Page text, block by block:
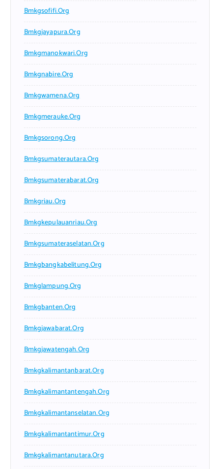
Bmkgsofifi.org
Bmkgjayapura.org
Bmkgmanokwari.org
Bmkgnabire.org
Bmkgwamena.org
Bmkgmerauke.org
Bmkgsorong.org
Bmkgsumaterautara.org
Bmkgsumaterabarat.org
Bmkgriau.org
Bmkgkepulauanriau.org
Bmkgsumateraselatan.org
Bmkgbangkabelitung.org
Bmkglampung.org
Bmkgbanten.org
Bmkgjawabarat.org
Bmkgjawatengah.org
Bmkgkalimantanbarat.org
Bmkgkalimantantengah.org
Bmkgkalimantanselatan.org
Bmkgkalimantantimur.org
Bmkgkalimantanutara.org